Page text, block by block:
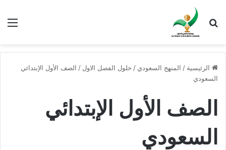
بحث عن
الرئيسية / المنهج السعودي / حلول الفصل الاول / الصف الأول الإبتدائي
السعودي
الصف الأول الإبتدائي
السعودي